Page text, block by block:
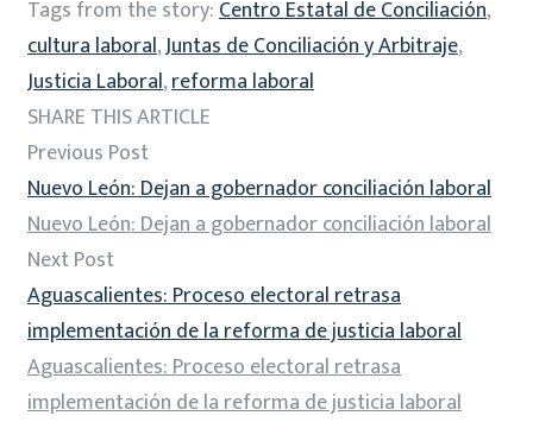
Tags from the story:Centro Estatal de Conciliación,
cultura laboral,Juntas de Conciliación y Arbitraje,
Justicia Laboral,reforma laboral
SHARE THIS ARTICLE
Previous Post
Nuevo León: Dejan a gobernador conciliación laboral
Nuevo León: Dejan a gobernador conciliación laboral
Next Post
Aguascalientes: Proceso electoral retrasa
implementación de la reforma de justicia laboral
Aguascalientes: Proceso electoral retrasa
implementación de la reforma de justicia laboral